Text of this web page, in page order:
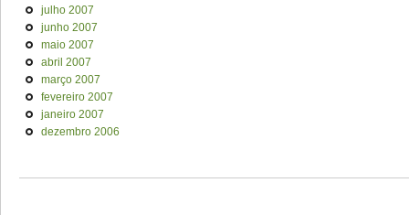
julho 2007
junho 2007
maio 2007
abril 2007
março 2007
fevereiro 2007
janeiro 2007
dezembro 2006